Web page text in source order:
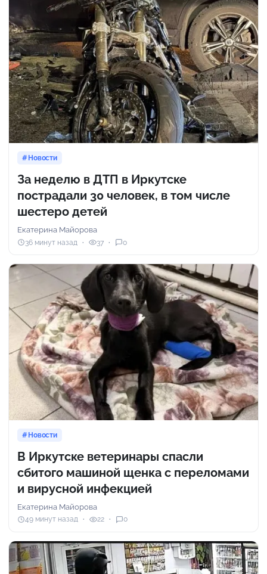
Новости
За неделю в ДТП в Иркутске
пострадали 30 человек, в том числе
шестеро детей
Екатерина Майорова
36 минут назад 37 0
Новости
В Иркутске ветеринары спасли
сбитого машиной щенка с переломами
и вирусной инфекцией
Екатерина Майорова
49 минут назад 22 0